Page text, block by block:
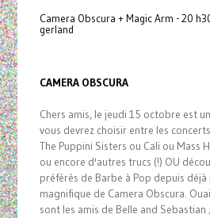
Camera Obscura + Magic Arm - 20
gerland
CAMERA OBSCURA
Chers amis, le jeudi 15 octobre est
vous devrez choisir entre les
The Puppini Sisters ou Cali ou Mass
ou encore d'autres trucs (!) OU
préférés de Barbe à Pop depuis
magnifique de Camera Obscura.
sont les amis de Belle and